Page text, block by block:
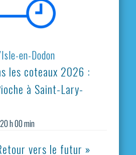
en-Dodon
les coteaux 2026 :
à Saint-Lary-
h 00 min
vers le futur »